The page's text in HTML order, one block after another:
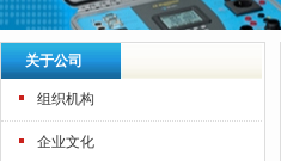
关于公司
组织机构
企业文化